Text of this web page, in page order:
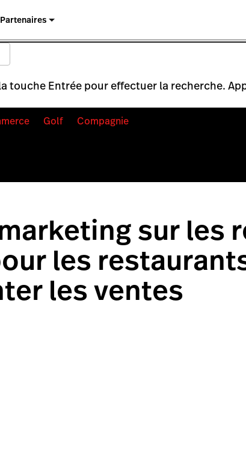
Partenaires
touche Entrée pour effectuer la recherche.
Golf Compagnie
sur les
les
les ventes